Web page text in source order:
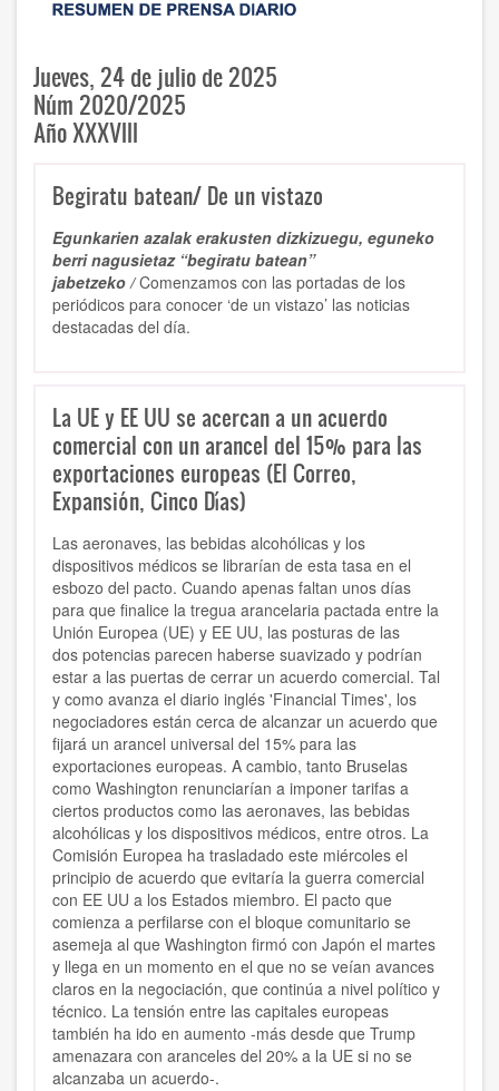
Jueves, 24 de julio de 2025
Núm 2020/2025
Año XXXVIII
Begiratu batean/ De un vistazo
Egunkarien azalak erakusten dizkizuegu, eguneko
berri nagusietaz “begiratu batean”
jabetzeko /Comenzamos con las portadas de los
periódicos para conocer ‘de un vistazo’ las noticias
destacadas del día.
La UE y EE UU se acercan a un acuerdo
comercial con un arancel del 15% para las
exportaciones europeas (El Correo,
Expansión, Cinco Días)
Las aeronaves, las bebidas alcohólicas y los
dispositivos médicos se librarían de esta tasa en el
esbozo del pacto. Cuando apenas faltan unos días
para que finalice la tregua arancelaria pactada entre la
Unión Europea (UE) y EE UU, las posturas de las
dos potencias parecen haberse suavizado y podrían
estar a las puertas de cerrar un acuerdo comercial. Tal
y como avanza el diario inglés 'Financial Times', los
negociadores están cerca de alcanzar un acuerdo que
fijará un arancel universal del 15% para las
exportaciones europeas. A cambio, tanto Bruselas
como Washington renunciarían a imponer tarifas a
ciertos productos como las aeronaves, las bebidas
alcohólicas y los dispositivos médicos, entre otros. La
Comisión Europea ha trasladado este miércoles el
principio de acuerdo que evitaría la guerra comercial
con EE UU a los Estados miembro. El pacto que
comienza a perfilarse con el bloque comunitario se
asemeja al que Washington firmó con Japón el martes
y llega en un momento en el que no se veían avances
claros en la negociación, que continúa a nivel político y
técnico. La tensión entre las capitales europeas
también ha ido en aumento -más desde que Trump
amenazara con aranceles del 20% a la UE si no se
alcanzaba un acuerdo-.